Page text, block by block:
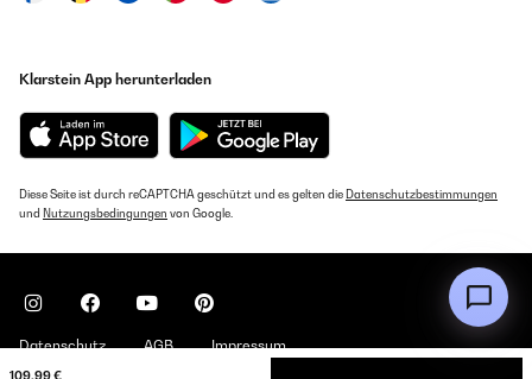
109,99 €
Klarstein App herunterladen
Diese Seite ist durch reCAPTCHA geschützt und es gelten die Datenschutzbestimmungen
und Nutzungsbedingungen von Google.
Datenschutz AGB Impressum